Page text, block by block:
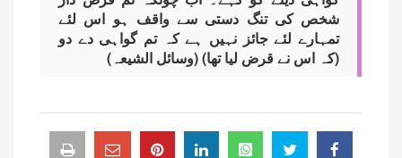
شخص کی تنگ دستی سے واقف ہو اس لئے
تمہارے لئے جائز نہیں ہے کہ تم گواہی دے دو
(کہ اس نے قرض لیا تھا) (وسائل الشیعہ)